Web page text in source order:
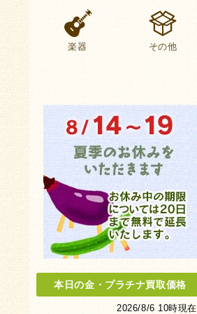
楽器 その他
本日の金 ・ プラチナ買取価格
2026/8/6 10時現在